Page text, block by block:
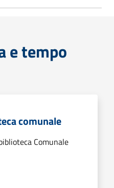
e tempo
comunale
Comunale